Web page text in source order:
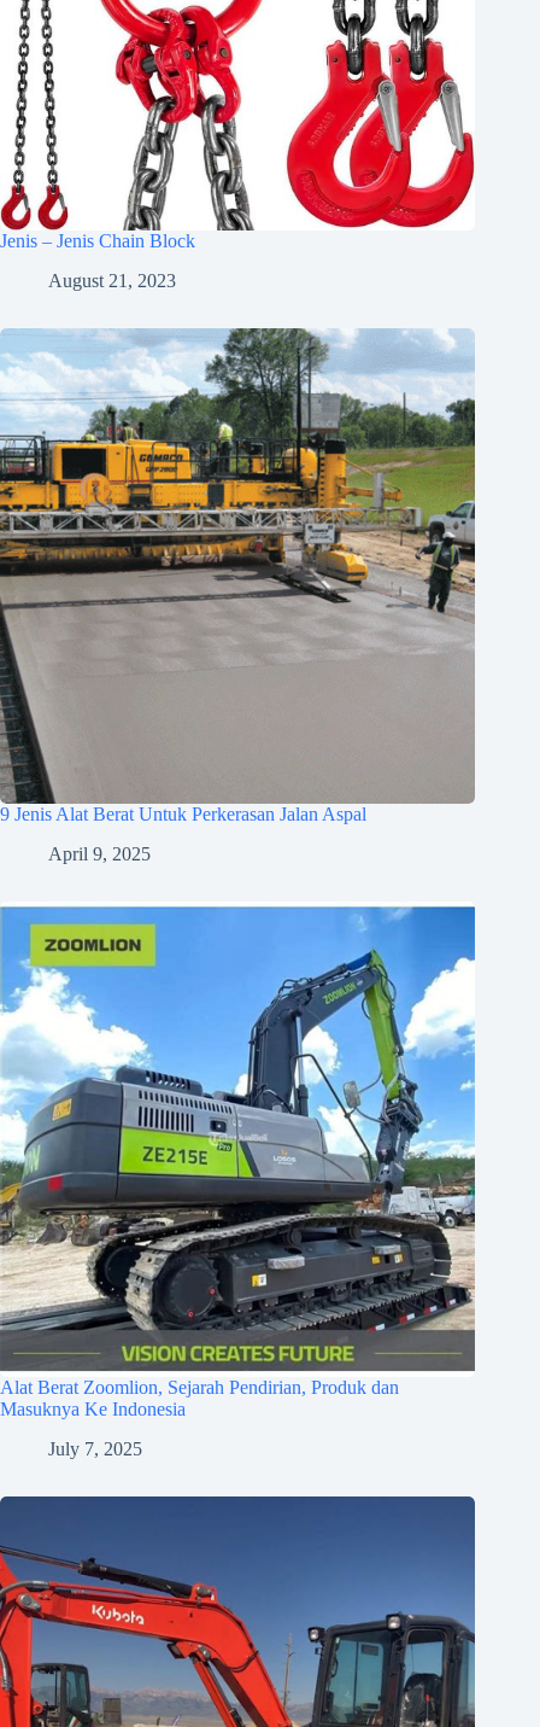
Jenis – Jenis Chain Block
August 21, 2023
9 Jenis Alat Berat Untuk Perkerasan Jalan Aspal
April 9, 2025
Alat Berat Zoomlion, Sejarah Pendirian, Produk dan
Masuknya Ke Indonesia
July 7, 2025